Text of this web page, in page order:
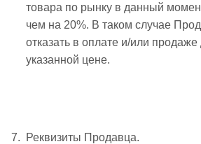
товара по рынку в данный
чем на 20%. В таком случае
отказать в оплате и/или
указанной цене.
7. Реквизиты Продавца.